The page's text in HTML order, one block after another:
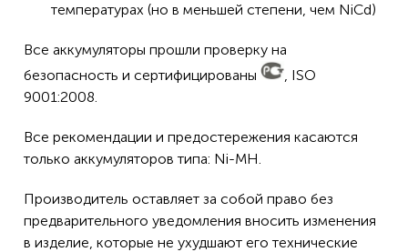
температурах (но в меньшей степени, чем NiCd)
Все аккумуляторы прошли проверку на
безопасность и сертифицированы
, ISO
9001:2008.
Все рекомендации и предостережения касаются
только аккумуляторов типа: Ni-MH.
Производитель оставляет за собой право без
предварительного уведомления вносить изменения
в изделие, которые не ухудшают его технические